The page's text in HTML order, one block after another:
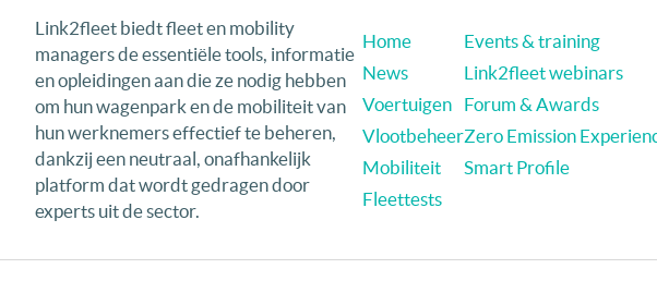
Link2fleet biedt fleet en mobility
managers de essentiële tools, informatie
en opleidingen aan die ze nodig hebben
om hun wagenpark en de mobiliteit van
hun werknemers effectief te beheren,
dankzij een neutraal, onafhankelijk
platform dat wordt gedragen door
experts uit de sector.
Home
News
Voertuigen
Vlootbeheer
Mobiliteit
Fleettests
Events & training
Link2fleet webinars
Forum & Awards
Zero Emission
Smart Profile